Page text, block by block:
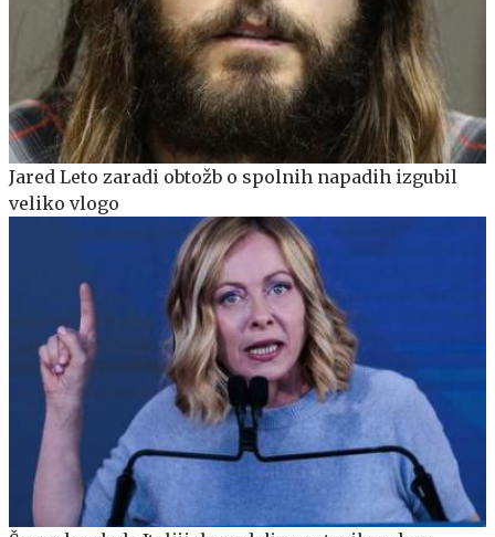
Jared Leto zaradi obtožb o spolnih napadih izgubil
veliko vlogo